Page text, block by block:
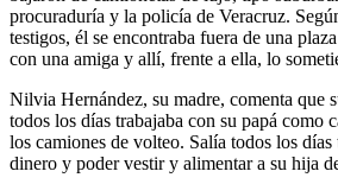
procuraduría y la policía de Veracruz.
testigos, él se encontraba fuera de una
con una amiga y allí, frente a ella, lo
Nilvia Hernández, su madre, comenta que
todos los días trabajaba con su papá como
los camiones de volteo. Salía todos los días
dinero y poder vestir y alimentar a su hija